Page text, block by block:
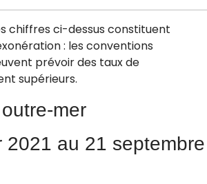
chiffres ci-dessus constituent
: les conventions
prévoir des taux de
supérieurs.
mer
2021 au 21 septembre